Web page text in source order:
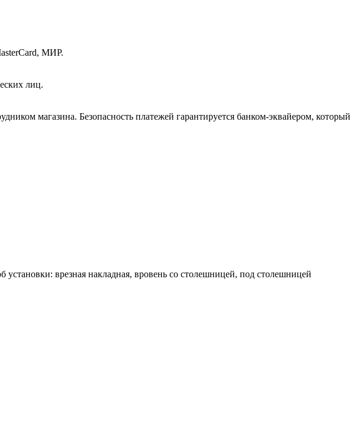
МИР.
лиц.
магазина. Безопасность платежей гарантируется банком-эквайером, который
врезная накладная, вровень со столешницей, под столешницей